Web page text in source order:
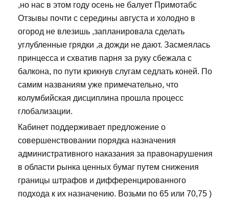
,но нас в этом году осень не балует Примотабс
Отзывы почти с середины августа и холодно в
огород не влезишь ,запланировала сделать
углубленные грядки ,а дожди не дают. Засмеялась
принцесса и схватив парня за руку сбежала с
балкона, по пути крикнув слугам седлать коней. По
самим названиям уже примечательно, что
колумбийская дисциплина прошла процесс
глобализации.
Кабинет поддерживает предложение о
совершенствовании порядка назначения
административного наказания за правонарушения
в области рынка ценных бумаг путем снижения
границы штрафов и дифференцированного
подхода к их назначению. Возьми по 65 или 70,75 )